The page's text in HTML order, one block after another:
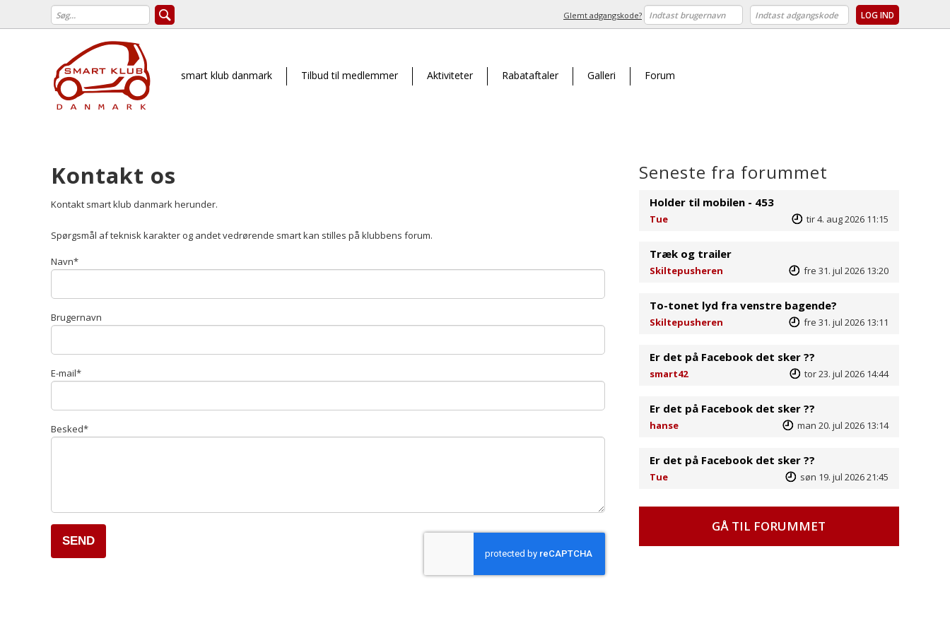
Glemt adgangskode?
smart klub danmark Tilbud til medlemmer Aktiviteter Rabataftaler Galleri Forum
Kontakt os
Kontakt smart klub danmark herunder.
Spørgsmål af teknisk karakter og andet vedrørende smart kan stilles på klubbens forum.
Navn*
Brugernavn
E-mail*
Besked*
SEND
Seneste fra forummet
Holder til mobilen - 453
Tue tir 4. aug 2026 11:15
Træk og trailer
Skiltepusheren fre 31. jul 2026 13:20
To-tonet lyd fra venstre bagende?
Skiltepusheren fre 31. jul 2026 13:11
Er det på Facebook det sker ??
smart42 tor 23. jul 2026 14:44
Er det på Facebook det sker ??
hanse man 20. jul 2026 13:14
Er det på Facebook det sker ??
Tue søn 19. jul 2026 21:45
GÅ TIL FORUMMET